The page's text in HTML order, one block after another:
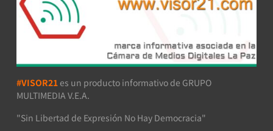
#VISOR21 es un producto informativo de GRUPO
MULTIMEDIA V.E.A.
"Sin Libertad de Expresión No Hay Democracia"